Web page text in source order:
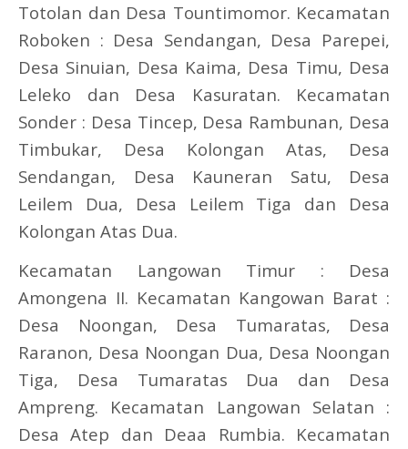
Totolan dan Desa Tountimomor. Kecamatan
Roboken : Desa Sendangan, Desa Parepei,
Desa Sinuian, Desa Kaima, Desa Timu, Desa
Leleko dan Desa Kasuratan. Kecamatan
Sonder : Desa Tincep, Desa Rambunan, Desa
Timbukar, Desa Kolongan Atas, Desa
Sendangan, Desa Kauneran Satu, Desa
Leilem Dua, Desa Leilem Tiga dan Desa
Kolongan Atas Dua.
Kecamatan Langowan Timur : Desa
Amongena II. Kecamatan Kangowan Barat :
Desa Noongan, Desa Tumaratas, Desa
Raranon, Desa Noongan Dua, Desa Noongan
Tiga, Desa Tumaratas Dua dan Desa
Ampreng. Kecamatan Langowan Selatan :
Desa Atep dan Deaa Rumbia. Kecamatan